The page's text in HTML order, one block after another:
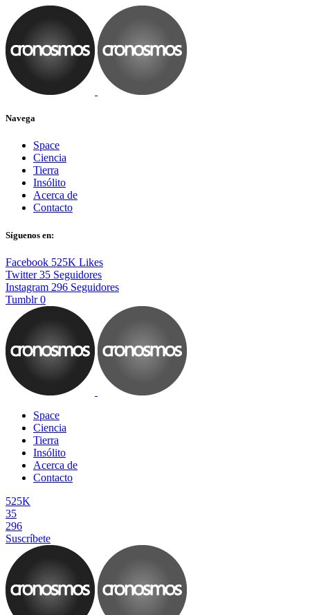
Navega
Space
Ciencia
Tierra
Insólito
Acerca de
Contacto
Síguenos en:
Facebook 525K Likes
Twitter 35 Seguidores
Instagram 296 Seguidores
Tumblr 0
Space
Ciencia
Tierra
Insólito
Acerca de
Contacto
525K
35
296
Suscríbete